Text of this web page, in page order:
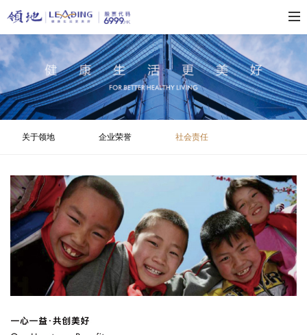
关于领地 企业荣誉 社会责任